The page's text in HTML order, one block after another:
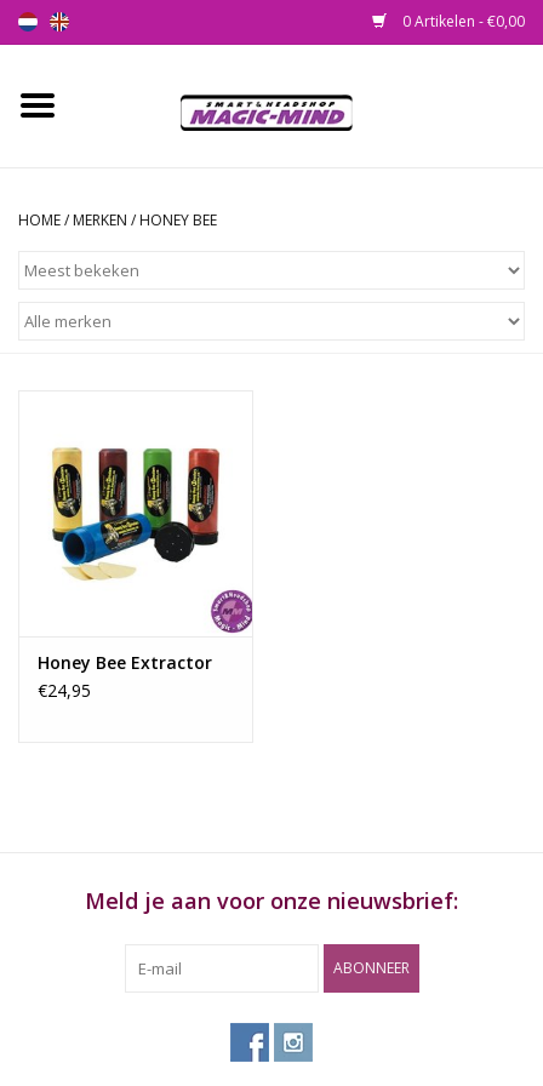
0 Artikelen - €0,00
Home
Headshop
Health Supplies
Psychedelic
Sale
HOME/ MERKEN / HONEY BEE
Honey Bee Extractor
€24,95
Meld je aan voor onze nieuwsbrief:
ABONNEER